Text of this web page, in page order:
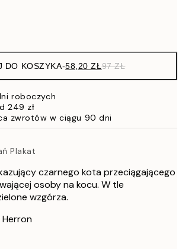
DO KOSZYKA-58,20 ZŁ97 ZŁ
roboczych
249 zł
zwrotów w ciągu 90 dni
Plakat
czarnego kota przeciągającego
osoby na kocu. W tle
wzgórza.